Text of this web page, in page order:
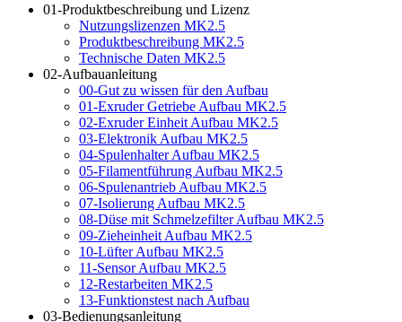
01-Produktbeschreibung und Lizenz
Nutzungslizenzen MK2.5
Produktbeschreibung MK2.5
Technische Daten MK2.5
02-Aufbauanleitung
00-Gut zu wissen für den Aufbau
01-Exruder Getriebe Aufbau MK2.5
02-Exruder Einheit Aufbau MK2.5
03-Elektronik Aufbau MK2.5
04-Spulenhalter Aufbau MK2.5
05-Filamentführung Aufbau MK2.5
06-Spulenantrieb Aufbau MK2.5
07-Isolierung Aufbau MK2.5
08-Düse mit Schmelzefilter Aufbau MK2.5
09-Zieheinheit Aufbau MK2.5
10-Lüfter Aufbau MK2.5
11-Sensor Aufbau MK2.5
12-Restarbeiten MK2.5
13-Funktionstest nach Aufbau
03-Bedienungsanleitung